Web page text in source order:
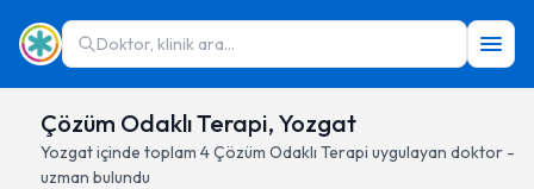
Doktor, klinik ara...
Çözüm Odaklı Terapi, Yozgat
Yozgatiçinde toplam 4Çözüm Odaklı Terapi uygulayan doktor -
uzman bulundu